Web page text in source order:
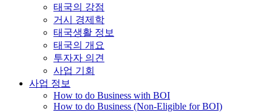
태국의 강점
거시 경제학
태국생활 정보
태국의 개요
투자자 의견
사업 기회
사업 정보
How to do Business with BOI
How to do Business (Non-Eligible for BOI)